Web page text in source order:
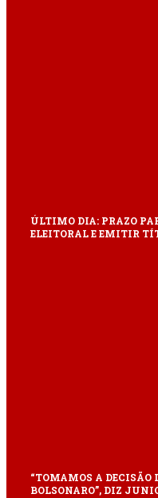
ÚLTIMO DIA: PRAZO
ELEITORAL E EMITIR
“TOMAMOS A
BOLSONARO”, DIZ